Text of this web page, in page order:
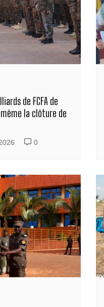
de FCFA de
la clôture de
0